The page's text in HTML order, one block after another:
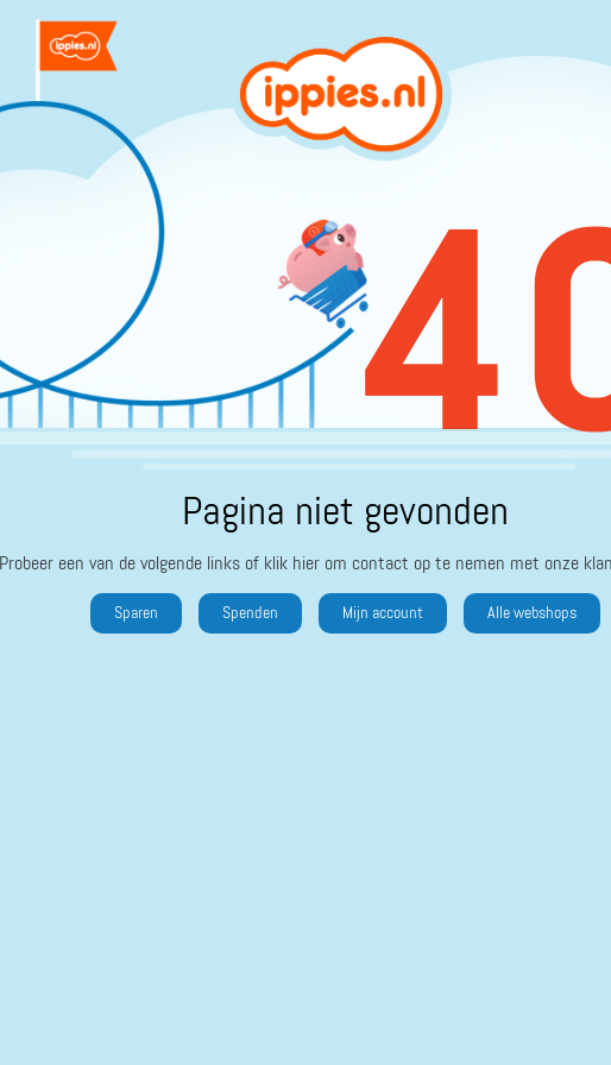
Pagina niet gevonden
Probeer een van de volgende links of klik hier om contact op te nemen met onze
Sparen Spenden Mijn account Alle webshops